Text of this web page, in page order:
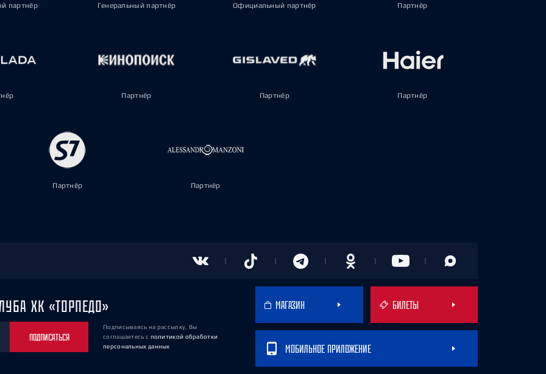
партнёр Генеральный партнёр Официальный партнёр Партнёр
Партнёр Партнёр Партнёр
Партнёр Партнёр
ХК «ТОРПЕДО»
ПОДПИСАТЬСЯ
Подписываясь на рассылку, Вы
соглашаетесь с политикой обработки
персональных данных
МАГАЗИН БИЛЕТЫ
МОБИЛЬНОЕ ПРИЛОЖЕНИЕ